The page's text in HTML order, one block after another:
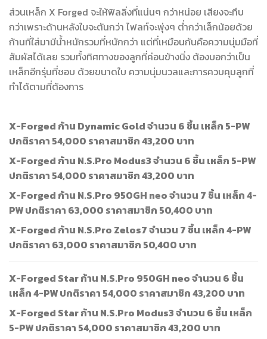
ส่วนเหล็ก X Forged จะให้ฟิลลิ่งที่แน่นๆ กว่าหน่อย เสียงจะทึบ
กว่าเพราะด้านหลังใบจะตันกว่า ไฟลท์จะพุ่งๆ ต่ำกว่าเล็กน้อยด้วย
ก้านที่ใส่มามีน้ำหนักรวมที่หนักกว่า แต่ที่เหมือนกันคือความนุ่มมือที่
สัมผัสได้เลย รวมทั้งทิศทางของลูกที่ค่อนข้างนิ่ง ต้องบอกว่าเป็น
เหล็กอีกรุ่นที่ชอบ ด้วยขนาดใบ ความนุ่มนวลและการควบคุมลูกที่
ทำได้ตามที่ต้องการ
X-Forged ก้าน Dynamic Gold จำนวน 6 ชิ้น เหล็ก 5-PW
ปกติราคา 54,000 ราคาสมาชิก 43,200 บาท
X-Forged ก้าน N.S.Pro Modus3 จำนวน 6 ชิ้น เหล็ก 5-PW
ปกติราคา 54,000 ราคาสมาชิก 43,200 บาท
X-Forged ก้าน N.S.Pro 950GH neo จำนวน 7 ชิ้น เหล็ก 4-
PW ปกติราคา 63,000 ราคาสมาชิก 50,400 บาท
X-Forged ก้าน N.S.Pro Zelos7 จำนวน 7 ชิ้น เหล็ก 4-PW
ปกติราคา 63,000 ราคาสมาชิก 50,400 บาท
X-Forged Star ก้าน N.S.Pro 950GH neo จำนวน 6 ชิ้น
เหล็ก 4-PW ปกติราคา 54,000 ราคาสมาชิก 43,200 บาท
X-Forged Star ก้าน N.S.Pro Modus3 จำนวน 6 ชิ้น เหล็ก
5-PW ปกติราคา 54,000 ราคาสมาชิก 43,200 บาท